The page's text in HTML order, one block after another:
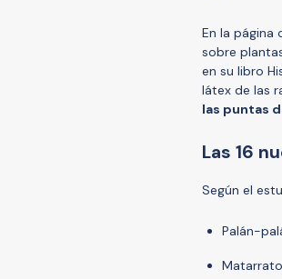
En la página
sobre
en su libro
látex de las
las puntas
Las 16
Según el
Palán-